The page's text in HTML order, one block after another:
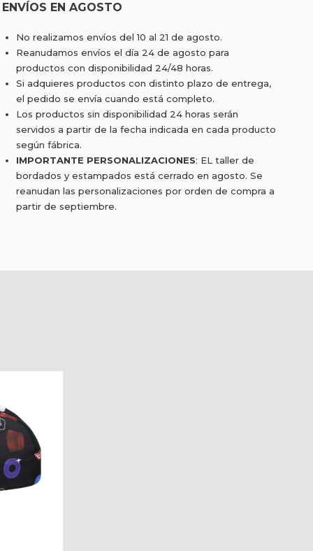
ENVÍOS EN AGOSTO
No realizamos envíos del 10 al 21 de agosto.
Reanudamos envíos el día 24 de agosto para
productos con disponibilidad 24/48 horas.
Si adquieres productos con distinto plazo de entrega,
el pedido se envía cuando está completo.
Los productos sin disponibilidad 24 horas serán
servidos a partir de la fecha indicada en cada producto
según fábrica.
IMPORTANTE PERSONALIZACIONES: EL taller de
bordados y estampados está cerrado en agosto. Se
reanudan las personalizaciones por orden de compra a
partir de septiembre.